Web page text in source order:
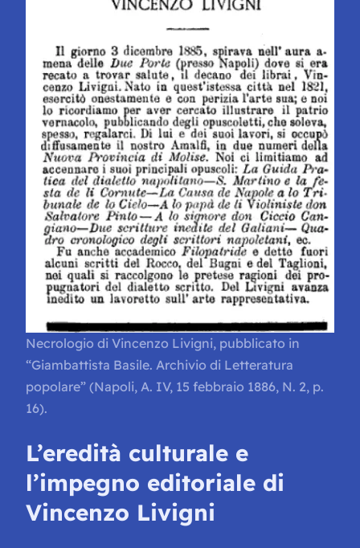
Necrologio di Vincenzo Livigni, pubblicato in
“Giambattista Basile. Archivio di Letteratura
popolare” (Napoli, A. IV, 15 febbraio 1886, N. 2, p.
16).
L’eredità culturale e
l’impegno editoriale di
Vincenzo Livigni